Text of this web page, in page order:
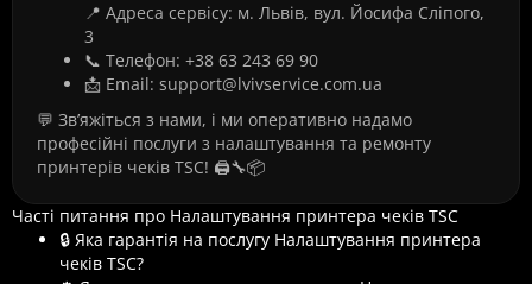
📍 Адреса сервісу: м. Львів, вул. Йосифа Сліпого,
3
📞 Телефон: +38 63 243 69 90
📩 Email: support@lvivservice.com.ua
💬 Зв’яжіться з нами, і ми оперативно надамо
професійні послуги з налаштування та ремонту
принтерів чеків TSC! 🖨️🔧📦
Часті питання про Налаштування принтера чеків TSC
🔒 Яка гарантія на послугу Налаштування принтера
чеків TSC?